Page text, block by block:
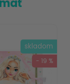
skladom
- 19 %